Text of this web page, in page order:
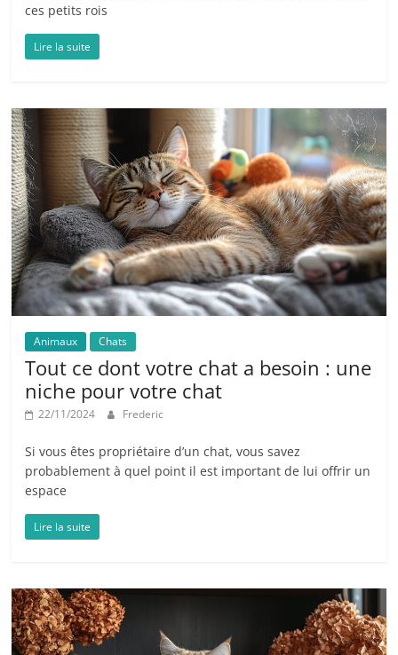
ces petits rois
Lire la suite
Animaux Chats
Tout ce dont votre chat a besoin : une
niche pour votre chat
22/11/2024 Frederic
Si vous êtes propriétaire d’un chat, vous savez
probablement à quel point il est important de lui offrir un
espace
Lire la suite